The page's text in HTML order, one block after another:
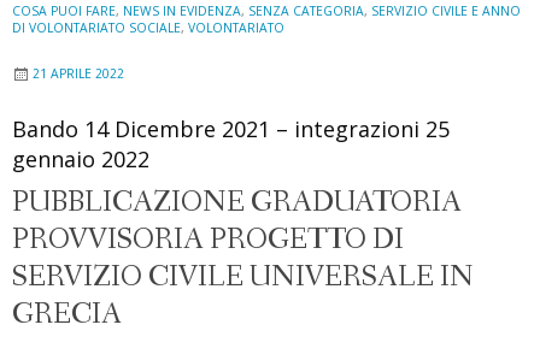
COSA PUOI FARE, NEWS IN EVIDENZA, SENZA CATEGORIA, SERVIZIO CIVILE E ANNO
DI VOLONTARIATO SOCIALE, VOLONTARIATO
21 APRILE 2022
Bando 14 Dicembre 2021 – integrazioni 25
gennaio 2022
PUBBLICAZIONE GRADUATORIA
PROVVISORIA PROGETTO DI
SERVIZIO CIVILE UNIVERSALE IN
GRECIA